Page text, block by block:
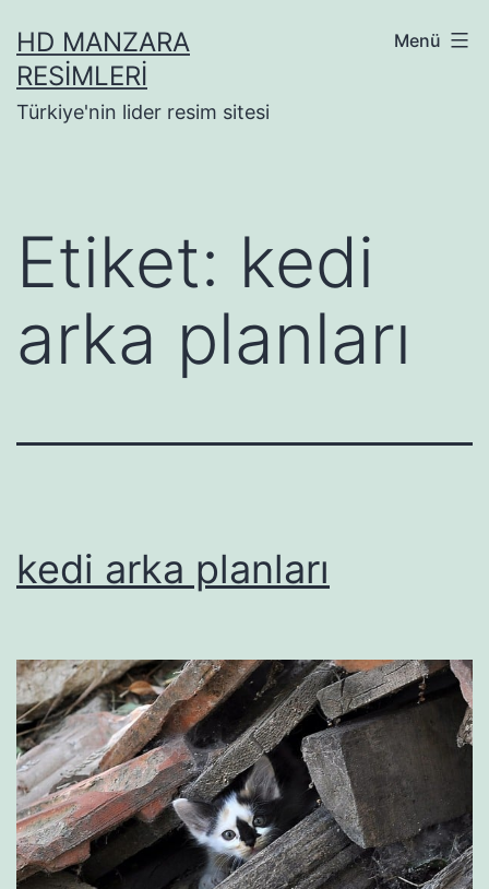
geçHD MANZARA
RESIMLERI
Türkiye'nin lider resim sitesi
Menü
Etiket: kedi
arka planları
kedi arka planları